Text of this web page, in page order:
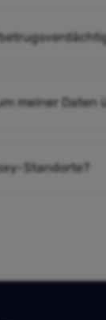
meiner Daten
Standorte?